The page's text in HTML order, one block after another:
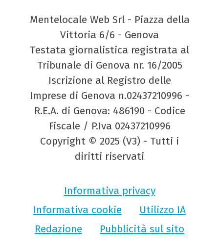
Mentelocale Web Srl - Piazza della
Vittoria 6/6 - Genova
Testata giornalistica registrata al
Tribunale di Genova nr. 16/2005
Iscrizione al Registro delle
Imprese di Genova n.02437210996 -
R.E.A. di Genova: 486190 - Codice
Fiscale / P.Iva 02437210996
Copyright © 2025 (V3) - Tutti i
diritti riservati
Informativa privacy
Informativa cookie
Utilizzo IA
Redazione
Pubblicità sul sito